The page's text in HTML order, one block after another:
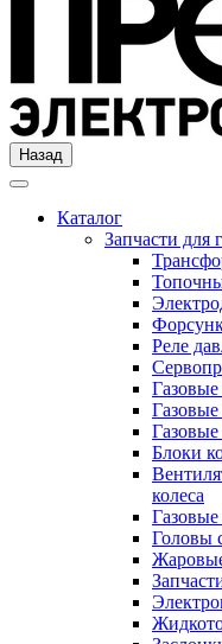
Назад
Каталог
Запчасти для
Реле
Блоки
колеса
Головы